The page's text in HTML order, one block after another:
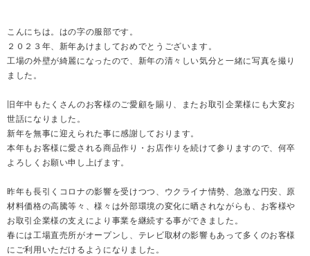
こんにちは。はの字の服部です。
２０２３年、新年あけましておめでとうございます。
工場の外壁が綺麗になったので、新年の清々しい気分と一緒に写真を撮り
ました。
旧年中もたくさんのお客様のご愛顧を賜り、またお取引企業様にも大変お
世話になりました。
新年を無事に迎えられた事に感謝しております。
本年もお客様に愛される商品作り・お店作りを続けて参りますので、何卒
よろしくお願い申し上げます。
昨年も長引くコロナの影響を受けつつ、ウクライナ情勢、急激な円安、原
材料価格の高騰等々、様々は外部環境の変化に晒されながらも、お客様や
お取引企業様の支えにより事業を継続する事ができました。
春には工場直売所がオープンし、テレビ取材の影響もあって多くのお客様
にご利用いただけるようになりました。